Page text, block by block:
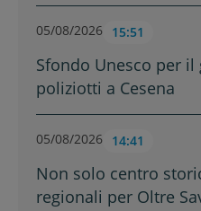
05/08/2026 15:51
Sfondo Unesco per
poliziotti a Cesena
05/08/2026 14:41
Non solo centro
regionali per Oltre